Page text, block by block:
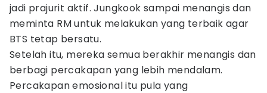
jadi prajurit aktif. Jungkook sampai menangis dan
meminta RM untuk melakukan yang terbaik agar
BTS tetap bersatu.
Setelah itu, mereka semua berakhir menangis dan
berbagi percakapan yang lebih mendalam.
Percakapan emosional itu pula yang